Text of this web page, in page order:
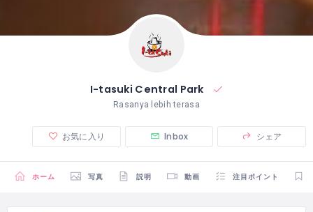
I-tasuki Central Park
Rasanya lebih terasa
お気に入り Inbox シェア
ホーム 写真 説明 動画 注目ポイント